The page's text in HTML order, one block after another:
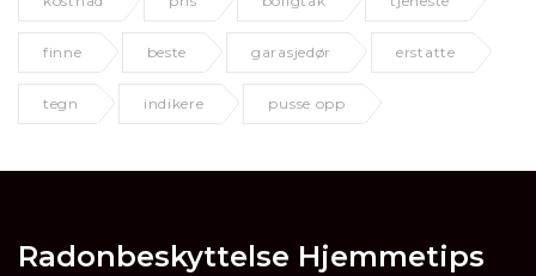
finne beste garasjedør erstatte
tegn indikere pusse opp
Radonbeskyttelse Hjemmetips